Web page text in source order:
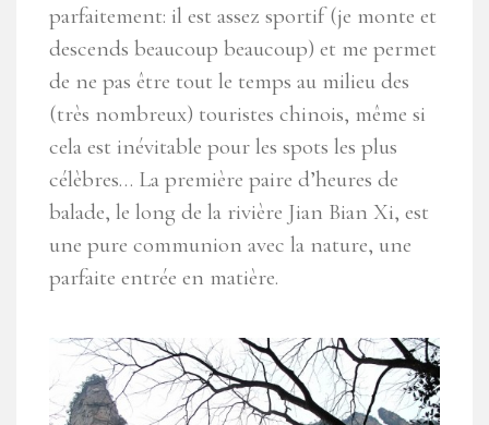
parfaitement: il est assez sportif (je monte et
descends beaucoup beaucoup) et me permet
de ne pas être tout le temps au milieu des
(très nombreux) touristes chinois, même si
cela est inévitable pour les spots les plus
célèbres… La première paire d’heures de
balade, le long de la rivière Jian Bian Xi, est
une pure communion avec la nature, une
parfaite entrée en matière.